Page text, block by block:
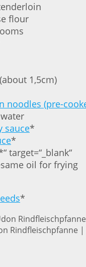
flour
1,5cm)
noodles (pre-
sauce*
*
target=“_blank“
oil for frying
*
Rindfleischpfanne